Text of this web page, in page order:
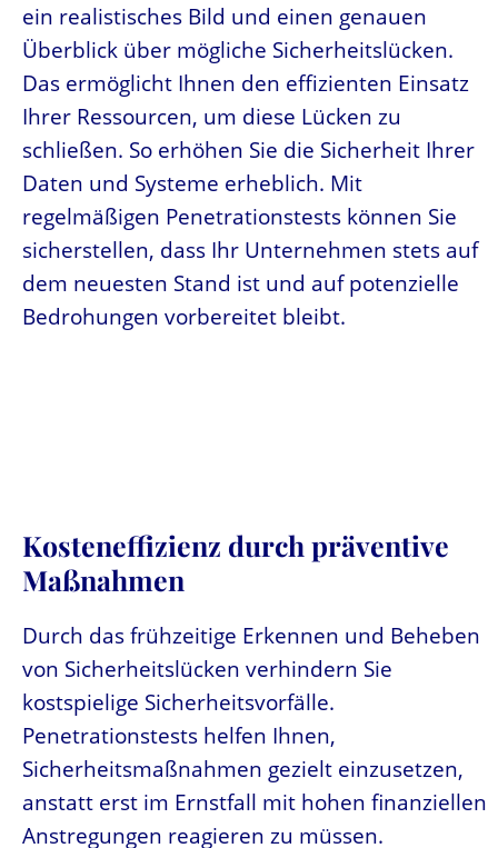
ein realistisches Bild und einen genauen
Überblick über mögliche Sicherheitslücken.
Das ermöglicht Ihnen den effizienten Einsatz
Ihrer Ressourcen, um diese Lücken zu
schließen. So erhöhen Sie die Sicherheit Ihrer
Daten und Systeme erheblich. Mit
regelmäßigen Penetrationstests können Sie
sicherstellen, dass Ihr Unternehmen stets auf
dem neuesten Stand ist und auf potenzielle
Bedrohungen vorbereitet bleibt.
Kosteneffizienz durch präventive
Maßnahmen
Durch das frühzeitige Erkennen und Beheben
von Sicherheitslücken verhindern Sie
kostspielige Sicherheitsvorfälle.
Penetrationstests helfen Ihnen,
Sicherheitsmaßnahmen gezielt einzusetzen,
anstatt erst im Ernstfall mit hohen finanziellen
Anstregungen reagieren zu müssen.